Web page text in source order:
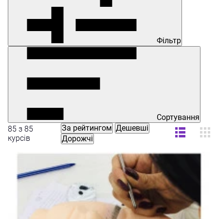
Фільтр
Сортування
85 з 85
курсів
За рейтингом Дешевші
Дорожчі